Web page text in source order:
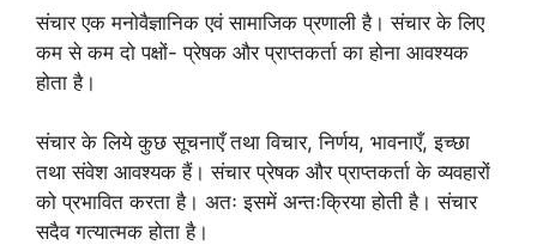
संचार एक मनोवैज्ञानिक एवं सामाजिक प्रणाली है। संचार के लिए
कम से कम दो पक्षों- प्रेषक और प्राप्तकर्ता का होना आवश्यक
होता है।
संचार के लिये कुछ सूचनाएँ तथा विचार, निर्णय, भावनाएँ, इच्छा
तथा संवेश आवश्यक हैं। संचार प्रेषक और प्राप्तकर्ता के व्यवहारों
को प्रभावित करता है। अतः इसमें अन्तःक्रिया होती है। संचार
सदैव गत्यात्मक होता है।